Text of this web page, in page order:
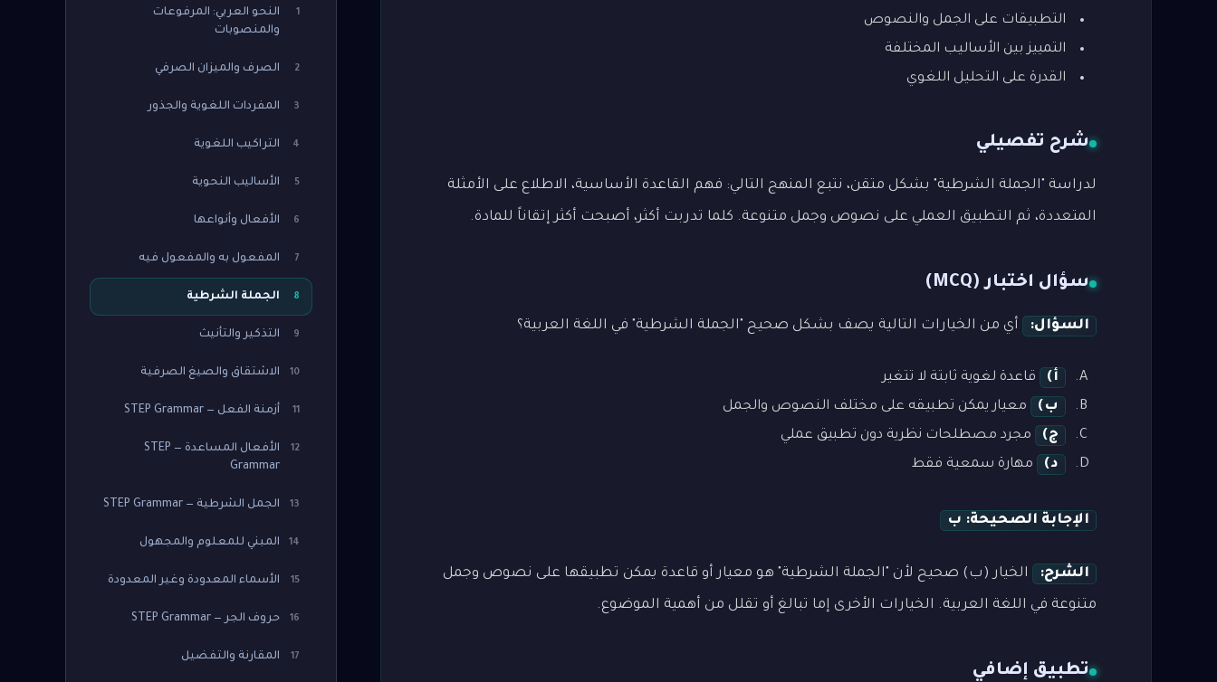
التطبيقات على الجمل والنصوص
التمييز بين الأساليب المختلفة
القدرة على التحليل اللغوي
شرح تفصيلي
لدراسة "الجملة الشرطية" بشكل متقن، نتبع المنهج التالي: فهم القاعدة الأساسية، الاطلاع على الأمثلة
المتعددة، ثم التطبيق العملي على نصوص وجمل متنوعة. كلما تدربت أكثر، أصبحت أكثر إتقاناً للمادة.
سؤال اختبار (MCQ)
السؤال: أي من الخيارات التالية يصف بشكل صحيح "الجملة الشرطية" في اللغة العربية؟
أ)
قاعدة لغوية ثابتة لا تتغير
ب)
معيار يمكن تطبيقه على مختلف النصوص والجمل
ج)
مجرد مصطلحات نظرية دون تطبيق عملي
د)
مهارة سمعية فقط
الإجابة الصحيحة: ب
الشرح: الخيار (ب) صحيح لأن "الجملة الشرطية" هو معيار أو قاعدة يمكن تطبيقها على نصوص وجمل
متنوعة في اللغة العربية. الخيارات الأخرى إما تبالغ أو تقلل من أهمية الموضوع.
تطبيق إضافي
1
النحو العربي: المرفوعات
والمنصوبات
2 الصرف والميزان الصرفي
3 المفردات اللغوية والجذور
4 التراكيب اللغوية
5 الأساليب النحوية
6 الأفعال وأنواعها
7 المفعول به والمفعول فيه
8 الجملة الشرطية
9 التذكير والتأنيث
10 الاشتقاق والصيغ الصرفية
11 أزمنة الفعل — STEP Grammar
12
الأفعال المساعدة — STEP
Grammar
13 الجمل الشرطية — STEP Grammar
14 المبني للمعلوم والمجهول
15 الأسماء المعدودة وغير المعدودة
16 حروف الجر — STEP Grammar
17 المقارنة والتفضيل